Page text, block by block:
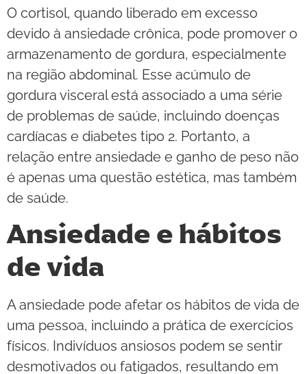
O cortisol, quando liberado em excesso
devido à ansiedade crônica, pode promover o
armazenamento de gordura, especialmente
na região abdominal. Esse acúmulo de
gordura visceral está associado a uma série
de problemas de saúde, incluindo doenças
cardíacas e diabetes tipo 2. Portanto, a
relação entre ansiedade e ganho de peso não
é apenas uma questão estética, mas também
de saúde.
Ansiedade e hábitos
de vida
A ansiedade pode afetar os hábitos de vida de
uma pessoa, incluindo a prática de exercícios
físicos. Indivíduos ansiosos podem se sentir
desmotivados ou fatigados, resultando em